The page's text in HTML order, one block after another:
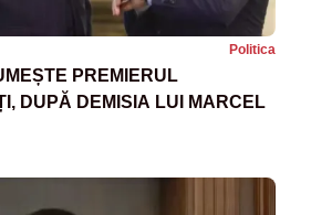
Politica
PREMIERUL
DUPĂ DEMISIA LUI MARCEL